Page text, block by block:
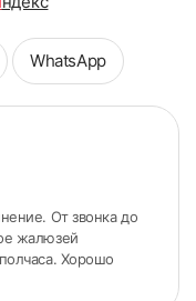
части окна с
WhatsApp
От звонка до
жалюзей
Хорошо